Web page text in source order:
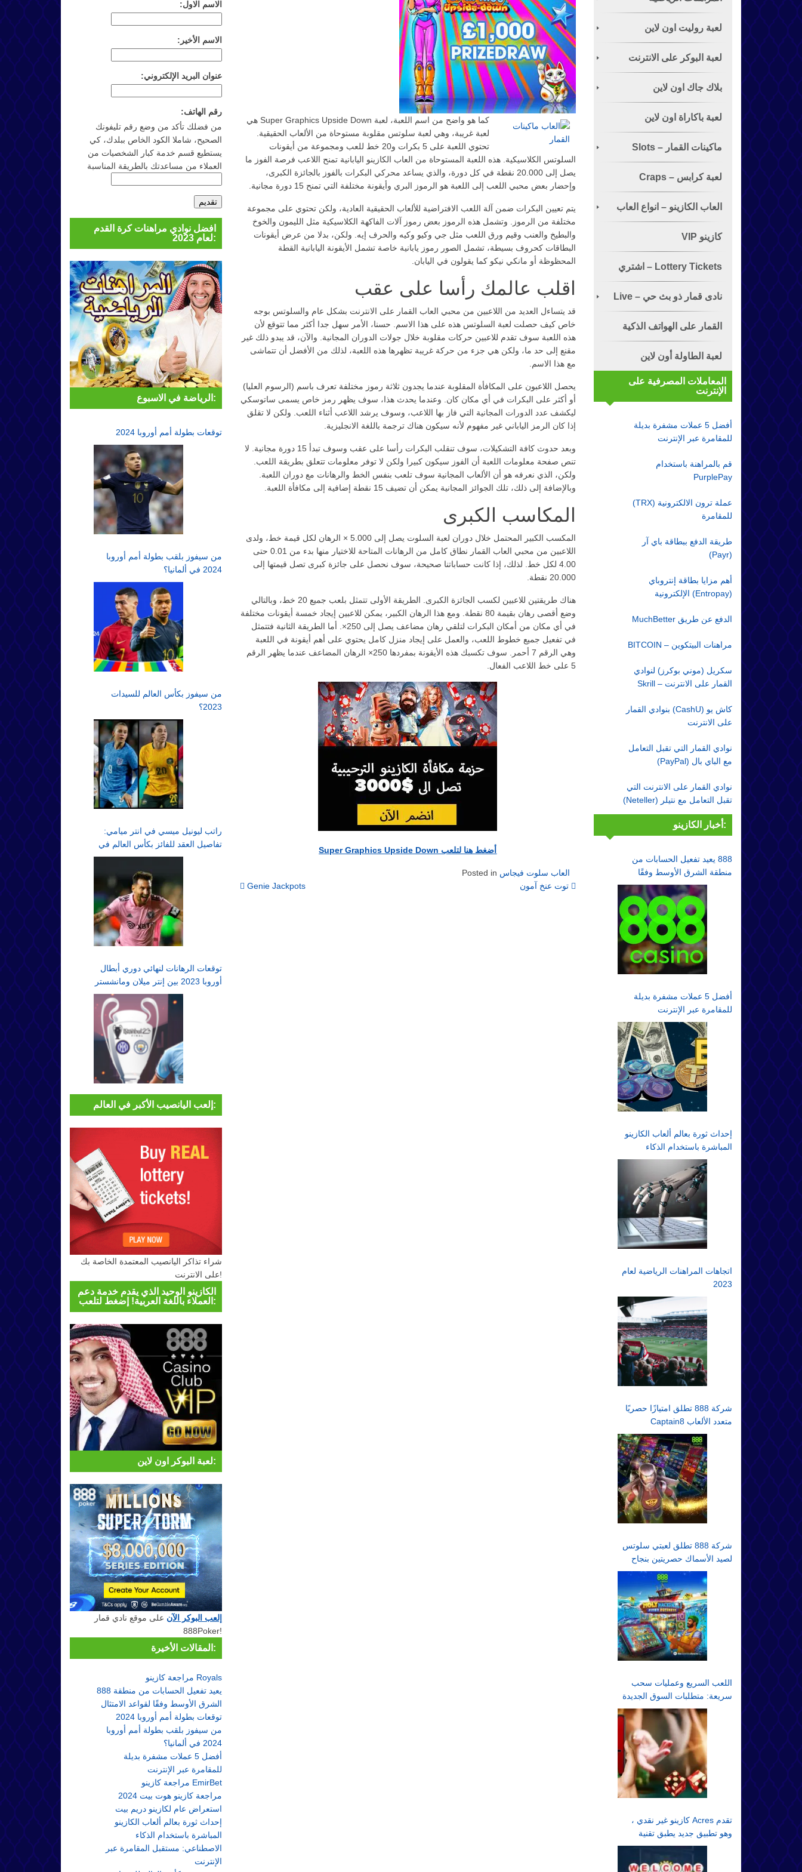
الاسم الاول:
الاسم الأخير:
عنوان البريد الإلكتروني:
رقم الهاتف:
من فضلك تأكد من وضع رقم تليفونك
الصحيح، شاملا الكود الخاص ببلدك، كي
يستطيع قسم خدمة كبار الشخصيات من
العملاء من مساعدتك بالطريقة المناسبة
افضل نوادي مراهنات كرة القدم
لعام 2023:
الرياضة في الاسبوع:
توقعات بطولة أمم أوروبا 2024
من سيفوز بلقب بطولة أمم أوروبا
2024 في ألمانيا؟
من سيفوز بكأس العالم للسيدات
2023؟
راتب ليونيل ميسي في انتر ميامي:
تفاصيل العقد للفائز بكأس العالم في
الدوري الأمريكي لكرة القدم
توقعات الرهانات لنهائي دوري أبطال
أوروبا 2023 بين إنتر ميلان ومانشستر
سيتي في اسطنبول
إلعب اليانصيب الأكبر في العالم:
شراء تذاكر اليانصيب المعتمدة الخاصة بك
على الانترنت!
الكازينو الوحيد الذي يقدم خدمة دعم
العملاء باللغة العربية! إضغط لتلعب:
لعبة البوكر اون لاين:
إلعب البوكر الآن على موقع نادي قمار
888Poker!
المقالات الأخيرة:
مراجعة كازينو Royals
888 يعيد تفعيل الحسابات من منطقة
الشرق الأوسط وفقًا لقواعد الامتثال
توقعات بطولة أمم أوروبا 2024
من سيفوز بلقب بطولة أمم أوروبا
2024 في ألمانيا؟
أفضل 5 عملات مشفرة بديلة
للمقامرة عبر الإنترنت
مراجعة كازينو EmirBet
مراجعة كازينو هوت بيت 2024
استعراض عام لكازينو دريم بيت
إحداث ثورة بعالم ألعاب الكازينو
المباشرة باستخدام الذكاء
الاصطناعي: مستقبل المقامرة عبر
الإنترنت
كما هو واضح من اسم اللعبة، لعبة Super Graphics Upside Down هي
لعبة غريبة، وهي لعبة سلوتس مقلوبة مستوحاة من الألعاب الحقيقية.
تحتوي اللعبة على 5 بكرات و20 خط للعب ومجموعة من أيقونات
السلوتس الكلاسيكية. هذه اللعبة المستوحاة من العاب الكازينو اليابانية تمنح اللاعب فرصة الفوز ما
يصل إلى 20.000 نقطة في كل دورة، والذي يساعد محركي البكرات بالفوز بالجائزة الكبرى،
وإحضار بعض محبي اللعب إلى اللعبة هو الرموز البري وأيقونة مختلفة التي تمنح 15 دورة مجانية.
يتم تعيين البكرات ضمن آلة اللعب الافتراضية للألعاب الحقيقية العادية، ولكن تحتوي على مجموعة
مختلفة من الرموز. وتشمل هذه الرموز بعض رموز آلات الفاكهة الكلاسيكية مثل الليمون والخوخ
والبطيخ والعنب وقيم ورق اللعب مثل جي وكيو وكيه والحرف إيه. ولكن، بدلا من عرض أيقونات
البطاقات كحروف بسيطة، تشمل الصور رموز يابانية خاصة تشمل الأيقونة اليابانية القطة
المحظوظة أو مانكي نيكو كما يقولون في اليابان.
اقلب عالمك رأسا على عقب
قد يتساءل العديد من اللاعبين من محبي العاب القمار على الانترنت بشكل عام والسلوتس بوجه
خاص كيف حصلت لعبة السلوتس هذه على هذا الاسم. حسنا، الأمر سهل جدا أكثر مما تتوقع لأن
هذه اللعبة سوف تقدم للاعبين حركات مقلوبة خلال جولات الدوران المجانية. والآن، قد يبدو ذلك غير
مقنع إلى حد ما، ولكن هي جزء من حركة غريبة تظهرها هذه اللعبة، لذلك من الأفضل أن تتماشى
مع هذا الاسم.
يحصل اللاعبون على المكافأة المقلوبة عندما يجدون ثلاثة رموز مختلفة تعرف باسم (الرسوم العليا)
أو أكثر على البكرات في أي مكان كان. وعندما يحدث هذا، سوف يظهر رمز خاص يسمى ساتوسكي
ليكشف عدد الدورات المجانية التي فاز بها اللاعب، وسوف يرشد اللاعب أثناء اللعب. ولكن لا تقلق
إذا كان الرمز الياباني غير مفهوم لأنه سيكون هناك ترجمة باللغة الانجليزية.
وبعد حدوث كافة التشكيلات، سوف تنقلب البكرات رأسا على عقب وسوف تبدأ 15 دورة مجانية. لا
تنص صفحة معلومات اللعبة أن الفوز سيكون كبيرا ولكن لا توفر معلومات تتعلق بطريقة اللعب.
ولكن، الذي نعرفه هو أن الألعاب المجانية سوف تلعب بنفس الخط والرهانات مع دوران اللعبة.
وبالإضافة إلى ذلك، تلك الجوائز المجانية يمكن أن تضيف 15 نقطة إضافية إلى مكافأة اللعبة.
المكاسب الكبرى
المكسب الكبير المحتمل خلال دوران لعبة السلوت يصل إلى 5.000 × الرهان لكل قيمة خط، ولدى
اللاعبين من محبي العاب القمار نطاق كامل من الرهانات المتاحة للاختيار منها بدء من 0.01 حتى
4.00 لكل خط. لذلك، إذا كانت حساباتنا صحيحة، سوف نحصل على جائزة كبرى تصل قيمتها إلى
20.000 نقطة.
هناك طريقتين للاعبين لكسب الجائزة الكبرى. الطريقة الأولى تتمثل بلعب جميع 20 خط، وبالتالي
وضع أقصى رهان بقيمة 80 نقطة. ومع هذا الرهان الكبير، يمكن للاعبين إيجاد خمسة أيقونات مختلفة
في أي مكان من أمكان البكرات لتلقي رهان مضاعف يصل إلى 250×. أما الطريقة الثانية فتتمثل
في تفعيل جميع خطوط اللعب، والعمل على إيجاد منزل كامل يحتوي على أهم أيقونة في اللعبة
وهي الرقم 7 أحمر. سوف تكسبك هذه الأيقونة بمفردها 250× الرهان المضاعف عندما يظهر الرقم
5 على خط اللاعب الفعال.
أضغط هنا لتلعب Super Graphics Upside Down
Posted in العاب سلوت فيجاس
Post navigation Genie Jackpots توت عنخ آمون
لعبة روليت اون لاين
لعبة البوكر على الانترنت
الشهيرة
بلاك جاك اون لاين
لعبة باكاراة اون لاين
ماكينات القمار – Slots
لعبة كرابس – Craps
العاب الكازينو – انواع العاب
القمار
كازينو VIP
Lottery Tickets – اشتري
تذكرة الياناصيب! نادى قمار ذو بث حي – Live
Dealer
القمار على الهواتف الذكية
لعبة الطاولة أون لاين
المعاملات المصرفية على
الإنترنت
أفضل 5 عملات مشفرة بديلة
للمقامرة عبر الإنترنت
قم بالمراهنة باستخدام
PurplePay
عملة ترون الالكترونية (TRX)
للمقامرة
طريقة الدفع ببطاقة باي آر
(Payr)
أهم مزايا بطاقة إنتروباي
(Entropay) الإلكترونية
الدفع عن طريق MuchBetter
مراهنات البيتكوين – BITCOIN
سكريل (موني بوكرز) لنوادي
القمار على الانترنت – Skrill
كاش يو (CashU) بنوادي القمار
على الانترنت
نوادي القمار التي تقبل التعامل
مع الباي بال (PayPal)
نوادي القمار على الانترنت التي
تقبل التعامل مع نتيلر (Neteller)
أخبار الكازينو:
888 يعيد تفعيل الحسابات من
منطقة الشرق الأوسط وفقًا
لقواعد الامتثال
أفضل 5 عملات مشفرة بديلة
للمقامرة عبر الإنترنت
إحداث ثورة بعالم ألعاب الكازينو
المباشرة باستخدام الذكاء
الاصطناعي: مستقبل المقامرة
عبر الإنترنت
اتجاهات المراهنات الرياضية لعام
2023
شركة 888 تطلق امتيازًا حصريًا
متعدد الألعاب Captain8
شركة 888 تطلق لعبتي سلوتس
لصيد الأسماك حصريتين بنجاح
اللعب السريع وعمليات سحب
سريعة: متطلبات السوق الجديدة
تقدم Acres كازينو غير نقدي ،
وهو تطبيق جديد يطبق تقنية
الألعاب غير النقدية